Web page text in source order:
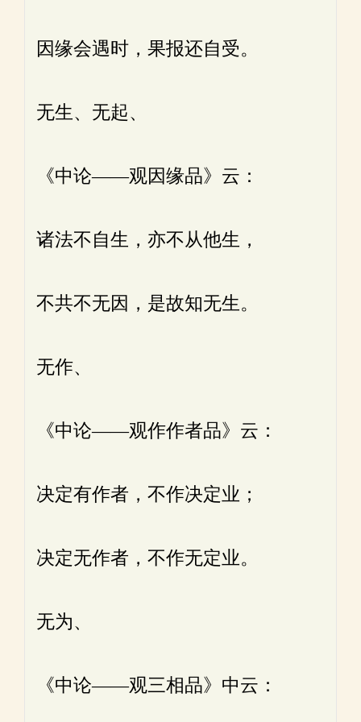
因缘会遇时，果报还自受。
无生、无起、
《中论——观因缘品》云：
诸法不自生，亦不从他生，
不共不无因，是故知无生。
无作、
《中论——观作作者品》云：
决定有作者，不作决定业；
决定无作者，不作无定业。
无为、
《中论——观三相品》中云：